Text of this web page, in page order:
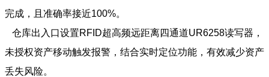
完成，且准确率接近100%。
仓库出入口设置RFID超高频远距离四通道UR6258读写器，
未授权资产移动触发报警，结合实时定位功能，有效减少资产
丢失风险。